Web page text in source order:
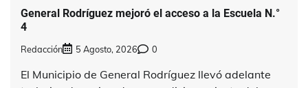
General Rodríguez mejoró el acceso a la Escuela N.°
4
Redacción 5 Agosto, 2026 0
El Municipio de General Rodríguez llevó adelante